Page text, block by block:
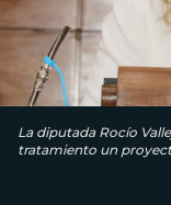
La diputada Rocío
tratamiento un